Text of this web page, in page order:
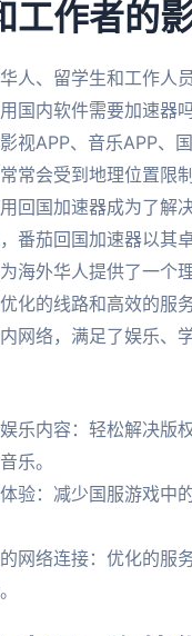
工作者的
人、留学生和工作人
国内软件需要加速器
视APP、音乐APP、
常会受到地理位置限
回国加速器成为了解
番茄回国加速器以其
海外华人提供了一个
化的线路和高效的服
网络，满足了娱乐、
乐内容：轻松解决版
乐。
验：减少国服游戏中
网络连接：优化的服